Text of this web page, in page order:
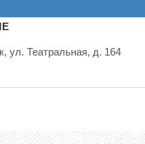
ул. Театральная, д. 164